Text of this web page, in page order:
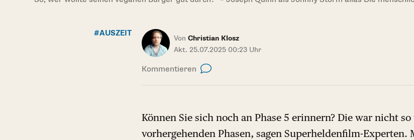
#AUSZEIT
Von Christian Klosz
Akt. 25.07.2025 00:23 Uhr
Kommentieren
Können Sie sich noch an Phase 5 erinnern? Die war nicht
vorhergehenden Phasen, sagen Superheldenfilm-Experten.